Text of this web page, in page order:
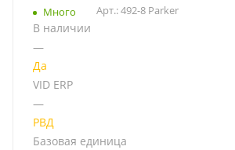
Много Арт.: 492-8 Parker
В наличии
—
Да
VID ERP
—
РВД
Базовая единица